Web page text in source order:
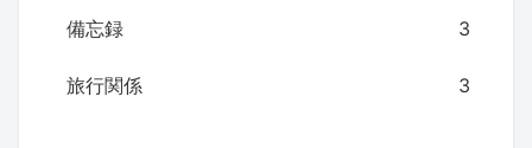
備忘録 3
旅行関係 3